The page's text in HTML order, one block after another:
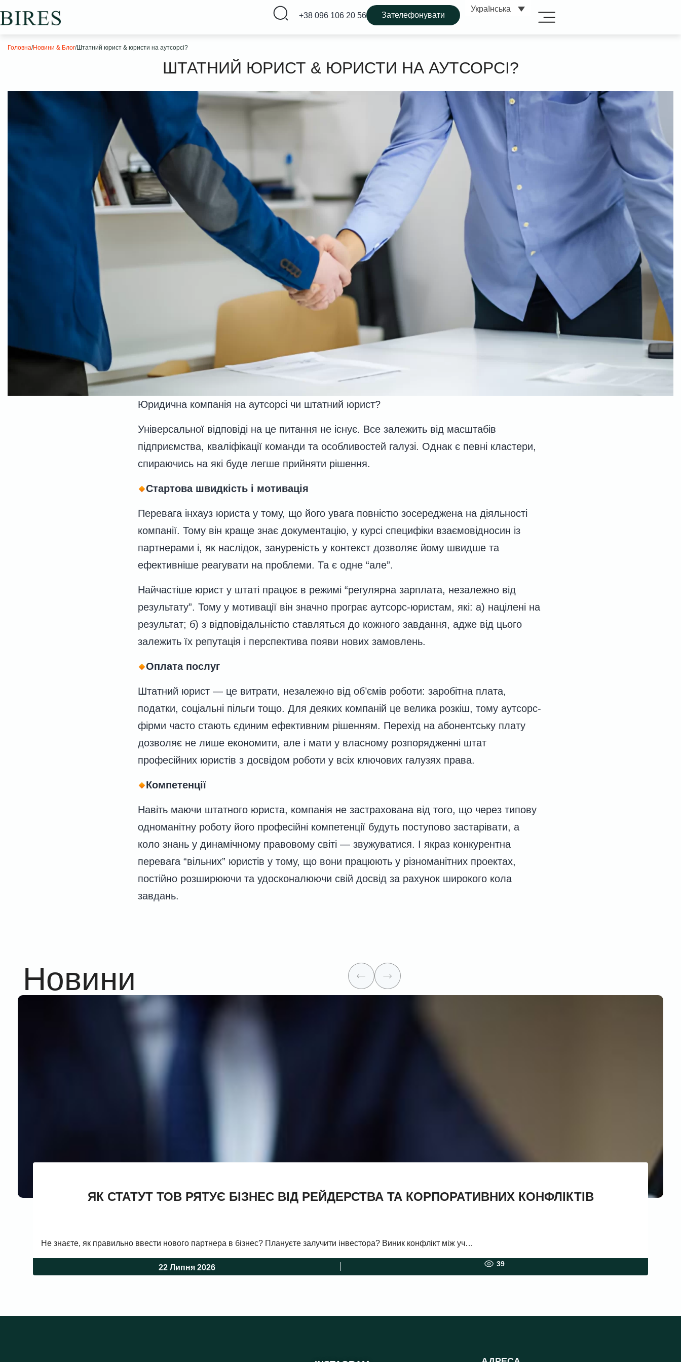
+38 096 106 20 56 Зателефонувати
Українська
Головна/Новини & Блог/Штатний юрист & юристи на аутсорсі?
ШТАТНИЙ ЮРИСТ & ЮРИСТИ НА АУТСОРСІ?
Юридична компанія на аутсорсі чи штатний юрист?
Універсальної відповіді на це питання не існує. Все залежить від масштабів
підприємства, кваліфікації команди та особливостей галузі. Однак є певні кластери,
спираючись на які буде легше прийняти рішення.
Стартова швидкість і мотивація
Перевага інхауз юриста у тому, що його увага повністю зосереджена на діяльності
компанії. Тому він краще знає документацію, у курсі специфіки взаємовідносин із
партнерами і, як наслідок, зануреність у контекст дозволяє йому швидше та
ефективніше реагувати на проблеми. Та є одне “але”.
Найчастіше юрист у штаті працює в режимі “регулярна зарплата, незалежно від
результату”. Тому у мотивації він значно програє аутсорс-юристам, які: а) націлені на
результат; б) з відповідальністю ставляться до кожного завдання, адже від цього
залежить їх репутація і перспектива появи нових замовлень.
Оплата послуг
Штатний юрист — це витрати, незалежно від об’ємів роботи: заробітна плата,
податки, соціальні пільги тощо. Для деяких компаній це велика розкіш, тому аутсорс-
фірми часто стають єдиним ефективним рішенням. Перехід на абонентську плату
дозволяє не лише економити, але і мати у власному розпорядженні штат
професійних юристів з досвідом роботи у всіх ключових галузях права.
Компетенції
Навіть маючи штатного юриста, компанія не застрахована від того, що через типову
одноманітну роботу його професійні компетенції будуть поступово застарівати, а
коло знань у динамічному правовому світі — звужуватися. І якраз конкурентна
перевага “вільних” юристів у тому, що вони працюють у різноманітних проектах,
постійно розширюючи та удосконалюючи свій досвід за рахунок широкого кола
завдань.
Новини
ЯК СТАТУТ ТОВ РЯТУЄ БІЗНЕС ВІД РЕЙДЕРСТВА ТА КОРПОРАТИВНИХ КОНФЛІКТІВ
Не знаєте, як правильно ввести нового партнера в бізнес? Плануєте залучити інвестора? Виник конфлікт між уч…
22 Липня 2026 39